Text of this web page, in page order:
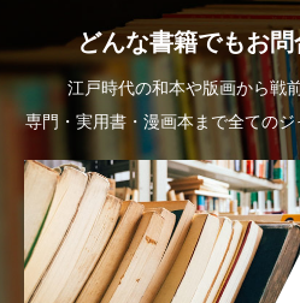
どんな書籍でもお
江戸時代の和本や版画から戦
専門・実用書・漫画本まで全てのジ